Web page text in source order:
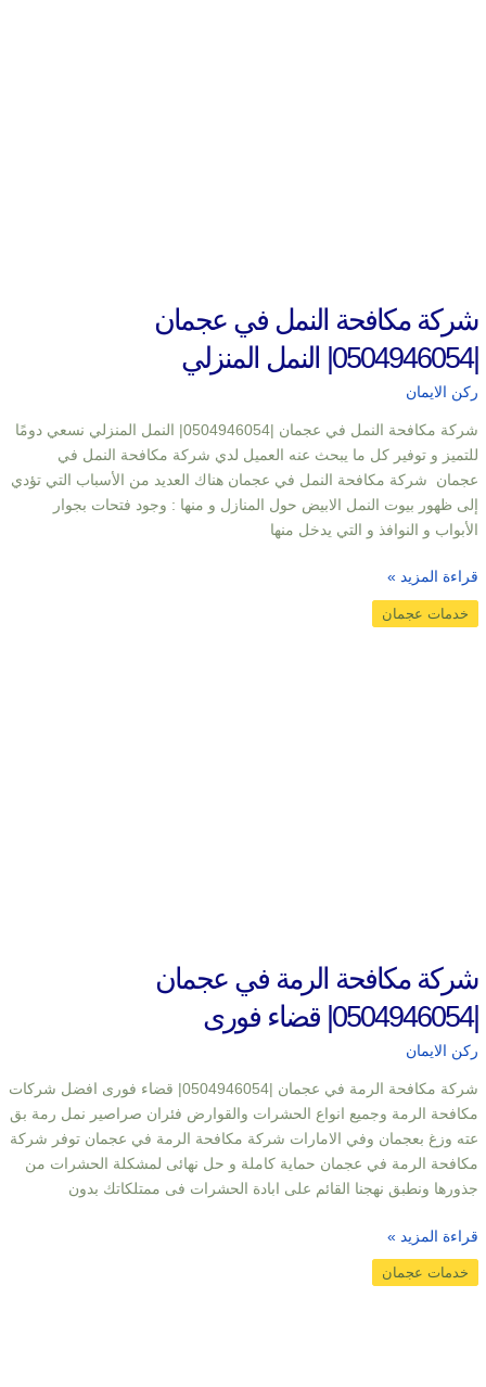
شركة مكافحة النمل في عجمان
|0504946054| النمل المنزلي
ركن الايمان
شركة مكافحة النمل في عجمان |0504946054| النمل المنزلي نسعي دومًا
للتميز و توفير كل ما يبحث عنه العميل لدي شركة مكافحة النمل في
عجمان شركة مكافحة النمل في عجمان هناك العديد من الأسباب التي تؤدي
إلى ظهور بيوت النمل الابيض حول المنازل و منها : وجود فتحات بجوار
الأبواب و النوافذ و التي يدخل منها
قراءة المزيد »
خدمات عجمان
شركة مكافحة الرمة في عجمان
|0504946054| قضاء فورى
ركن الايمان
شركة مكافحة الرمة في عجمان |0504946054| قضاء فورى افضل شركات
مكافحة الرمة وجميع انواع الحشرات والقوارض فئران صراصير نمل رمة بق
عته وزغ بعجمان وفي الامارات شركة مكافحة الرمة في عجمان توفر شركة
مكافحة الرمة في عجمان حماية كاملة و حل نهائى لمشكلة الحشرات من
جذورها ونطبق نهجنا القائم على ابادة الحشرات فى ممتلكاتك بدون
قراءة المزيد »
خدمات عجمان